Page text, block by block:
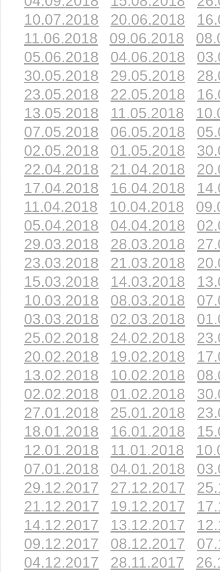
10.07.2018
20.06.2018
11.06.2018
09.06.2018
05.06.2018
04.06.2018
30.05.2018
29.05.2018
23.05.2018
22.05.2018
13.05.2018
11.05.2018
07.05.2018
06.05.2018
02.05.2018
01.05.2018
22.04.2018
21.04.2018
17.04.2018
16.04.2018
11.04.2018
10.04.2018
05.04.2018
04.04.2018
29.03.2018
28.03.2018
23.03.2018
21.03.2018
15.03.2018
14.03.2018
10.03.2018
08.03.2018
03.03.2018
02.03.2018
25.02.2018
24.02.2018
20.02.2018
19.02.2018
13.02.2018
10.02.2018
02.02.2018
01.02.2018
27.01.2018
25.01.2018
18.01.2018
16.01.2018
12.01.2018
11.01.2018
07.01.2018
04.01.2018
29.12.2017
27.12.2017
21.12.2017
19.12.2017
14.12.2017
13.12.2017
09.12.2017
08.12.2017
04.12.2017
28.11.2017